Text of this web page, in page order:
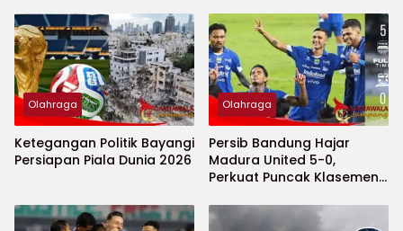
Olahraga
Ketegangan Politik Bayangi
Persiapan Piala Dunia 2026
Olahraga
Persib Bandung Hajar
Madura United 5-0,
Perkuat Puncak Klasemen